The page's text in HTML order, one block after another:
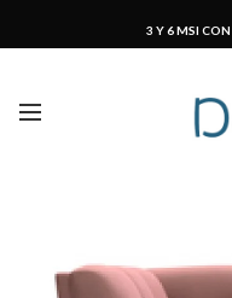
3 Y 6 MSI CON